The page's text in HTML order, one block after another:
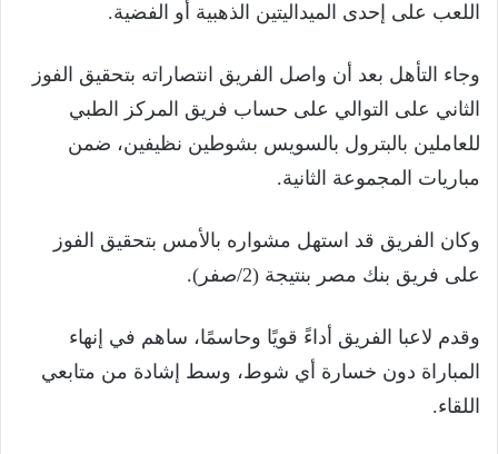
اللعب على إحدى الميداليتين الذهبية أو الفضية.
وجاء التأهل بعد أن واصل الفريق انتصاراته بتحقيق الفوز
الثاني على التوالي على حساب فريق المركز الطبي
للعاملين بالبترول بالسويس بشوطين نظيفين، ضمن
مباريات المجموعة الثانية.
وكان الفريق قد استهل مشواره بالأمس بتحقيق الفوز
على فريق بنك مصر بنتيجة (2/صفر).
وقدم لاعبا الفريق أداءً قويًا وحاسمًا، ساهم في إنهاء
المباراة دون خسارة أي شوط، وسط إشادة من متابعي
اللقاء.